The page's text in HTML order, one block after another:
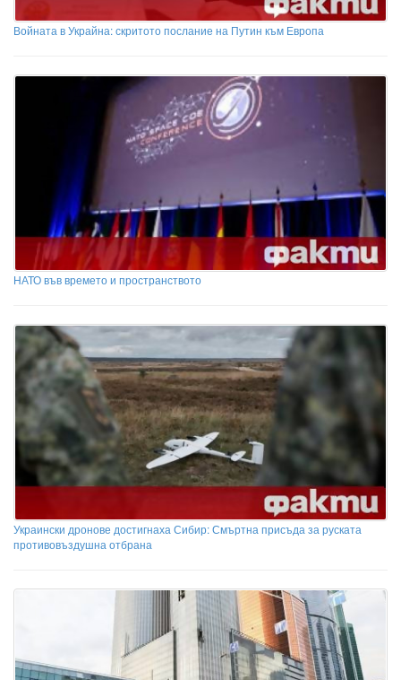
Войната в Украйна: скритото послание на Путин към Европа
НАТО във времето и пространството
Украински дронове достигнаха Сибир: Смъртна присъда за руската
противовъздушна отбрана